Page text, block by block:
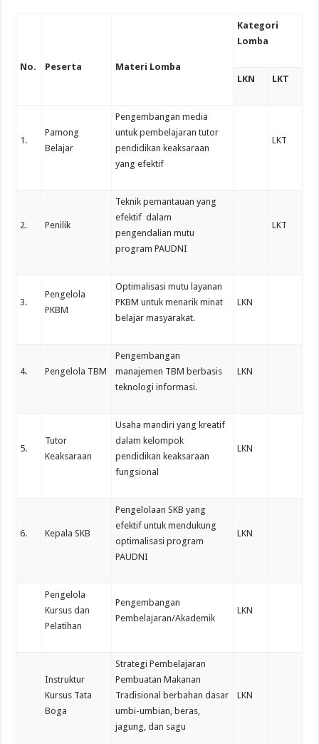
No. Peserta Materi Lomba
Kategori
Lomba
LKN LKT
1.
Pamong
Belajar
Pengembangan media
untuk pembelajaran tutor
pendidikan keaksaraan
yang efektif
LKT
2. Penilik
Teknik pemantauan yang
efektif dalam
pengendalian mutu
program PAUDNI
LKT
3.
Pengelola
PKBM
Optimalisasi mutu layanan
PKBM untuk menarik minat
belajar masyarakat.
LKN
4. Pengelola TBM
Pengembangan
manajemen TBM berbasis
teknologi informasi.
LKN
5.
Tutor
Keaksaraan
Usaha mandiri yang kreatif
dalam kelompok
pendidikan keaksaraan
fungsional
LKN
6. Kepala SKB
Pengelolaan SKB yang
efektif untuk mendukung
optimalisasi program
PAUDNI
LKN
Pengelola
Kursus dan
Pelatihan
Pengembangan
Pembelajaran/Akademik
LKN
Instruktur
Kursus Tata
Boga
Strategi Pembelajaran
Pembuatan Makanan
Tradisional berbahan dasar
umbi-umbian, beras,
jagung, dan sagu
LKN